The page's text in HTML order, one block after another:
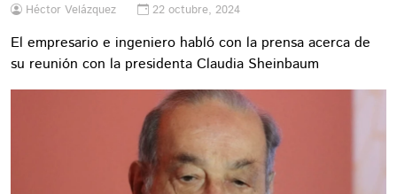
Héctor Velázquez 22 octubre, 2024
El empresario e ingeniero habló con la prensa acerca de
su reunión con la presidenta Claudia Sheinbaum